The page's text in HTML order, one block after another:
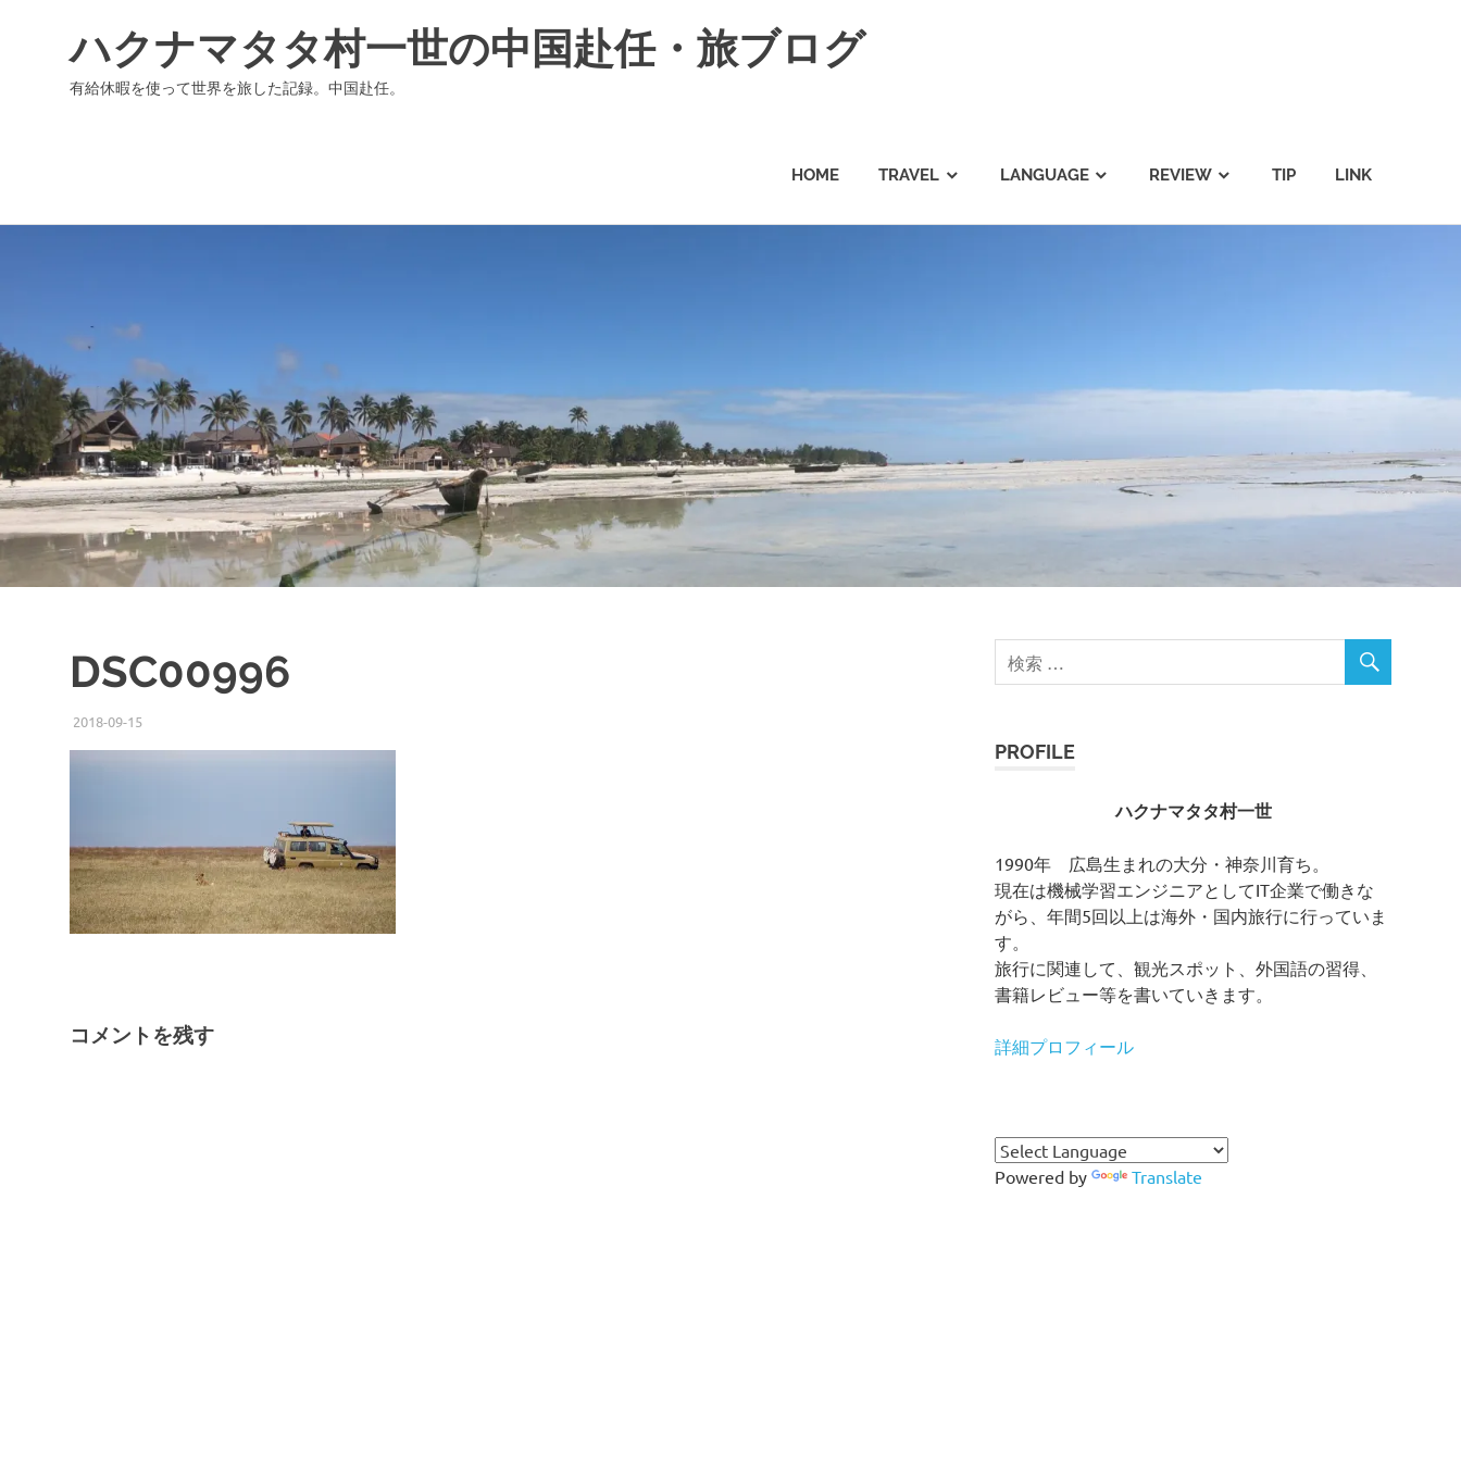
ツ
へ
キ
ッ
プ
ハクナマタタ村一世の中国赴任・旅ブログ
有給休暇を使って世界を旅した記録。中国赴任。
HOME TRAVEL LANGUAGE REVIEW TIP LINK
DSC00996
2018-09-15ISSEI
コメントを残す
PROFILE
ハクナマタタ村一世
1990年 広島生まれの大分・神奈川育ち。
現在は機械学習エンジニアとしてIT企業で働きな
がら、年間5回以上は海外・国内旅行に行っていま
す。
旅行に関連して、観光スポット、外国語の習得、
書籍レビュー等を書いていきます。
詳細プロフィール
Powered by Translate